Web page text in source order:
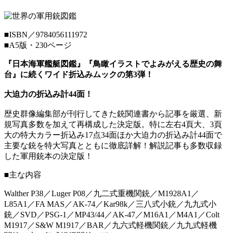
■ISBN／9784056111972
■A5版・230ページ
『日本海軍艦艇図鑑』『鳥瞰イラストでよみがえる歴史の舞
台』に続くワイド折込みムックの第3弾！
大迫力の折込み計44面！
歴史群像編集部が刊行してきた銃関連書から記事を厳選、新
規写真多数を加えて再構成した決定版。特に左右4頁大、3頁
大の特大カラー折込み17点34面ほか大迫力の折込み計44面で
主要な銃を特大写真とともに徹底詳解！解説記事も多数収録
した軍用銃本の決定版！
■主な内容
Walther P38／Luger P08／九二式重機関銃／M1928A1／
L85A1／FA MAS／AK-74／Kar98k／三八式小銃／九九式小
銃／SVD／PSG-1／MP43/44／AK-47／M16A1／M4A1／Colt
M1917／S&W M1917／BAR／九六式軽機関銃／九九式軽機